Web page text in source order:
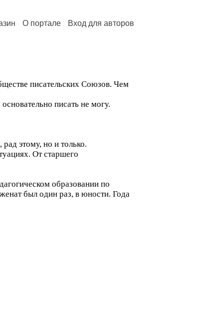
О портале Вход для авторов
писательских Союзов. Чем
писать не могу.
этому, но и только.
От старшего
образовании по
был один раз, в юности. Года